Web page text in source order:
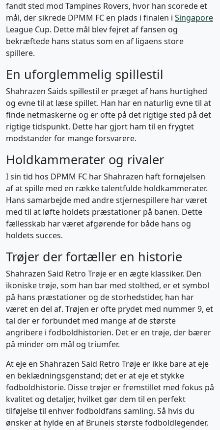
fandt sted mod Tampines Rovers, hvor han scorede et
mål, der sikrede DPMM FC en plads i finalen i Singapore
League Cup. Dette mål blev fejret af fansen og
bekræftede hans status som en af ligaens store
spillere.
En uforglemmelig spillestil
Shahrazen Saids spillestil er præget af hans hurtighed
og evne til at læse spillet. Han har en naturlig evne til at
finde netmaskerne og er ofte på det rigtige sted på det
rigtige tidspunkt. Dette har gjort ham til en frygtet
modstander for mange forsvarere.
Holdkammerater og rivaler
I sin tid hos DPMM FC har Shahrazen haft fornøjelsen
af at spille med en række talentfulde holdkammerater.
Hans samarbejde med andre stjernespillere har været
med til at løfte holdets præstationer på banen. Dette
fællesskab har været afgørende for både hans og
holdets succes.
Trøjer der fortæller en historie
Shahrazen Said Retro Trøje er en ægte klassiker. Den
ikoniske trøje, som han bar med stolthed, er et symbol
på hans præstationer og de storhedstider, han har
været en del af. Trøjen er ofte prydet med nummer 9, et
tal der er forbundet med mange af de største
angribere i fodboldhistorien. Det er en trøje, der bærer
på minder om mål og triumfer.
At eje en Shahrazen Said Retro Trøje er ikke bare at eje
en beklædningsgenstand; det er at eje et stykke
fodboldhistorie. Disse trøjer er fremstillet med fokus på
kvalitet og detaljer, hvilket gør dem til en perfekt
tilføjelse til enhver fodboldfans samling. Så hvis du
ønsker at hylde en af Bruneis største fodboldlegender,